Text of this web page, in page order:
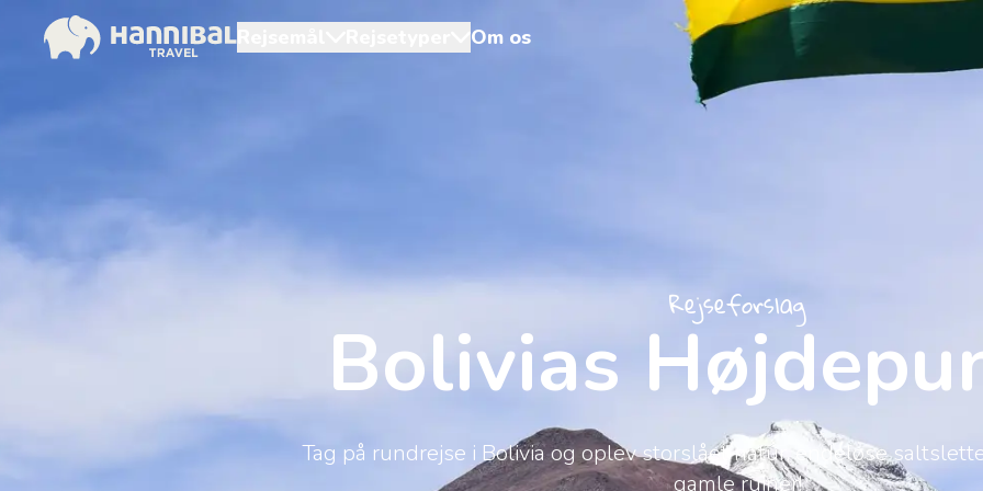
Om os
Rejseforslag
Bolivias
Tag på rundrejse i Bolivia og oplev storslået natur, endeløse
gamle ruiner!